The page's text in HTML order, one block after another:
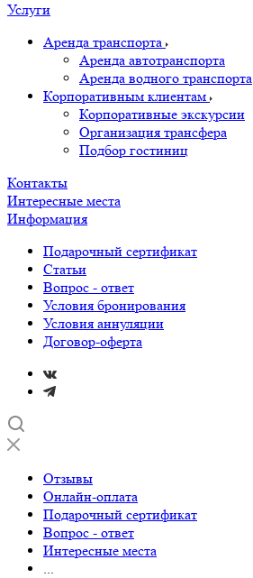
Услуги
Аренда транспорта
Аренда автотранспорта
Аренда водного транспорта
Корпоративным клиентам
Корпоративные экскурсии
Организация трансфера
Подбор гостиниц
Контакты
Интересные места
Информация
Подарочный сертификат
Статьи
Вопрос - ответ
Условия бронирования
Условия аннуляции
Договор-оферта
Отзывы
Онлайн-оплата
Подарочный сертификат
Вопрос - ответ
Интересные места
...